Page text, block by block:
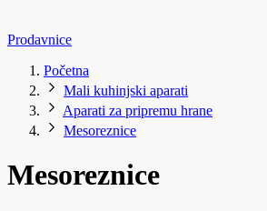
Prodavnice
Početna
Mali kuhinjski aparati
Aparati za pripremu hrane
Mesoreznice
Mesoreznice